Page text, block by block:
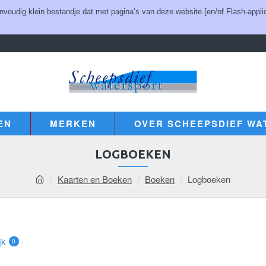
klein bestandje dat met pagina’s van deze website [en/of Flash-
MERKEN OVER SCHEEPSDIEF
Kaarten en Boeken Boeken Logboeken
LOGBOEKEN
0